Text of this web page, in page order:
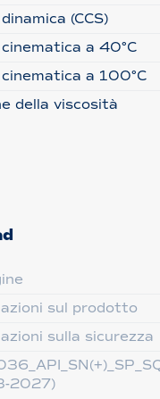
(CCS)
a 40°C
a 100°C
della viscosità
sul prodotto
sulla sicurezza
2027)